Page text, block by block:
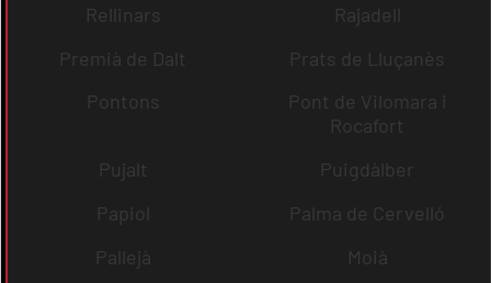
Rellinars
Rajadell
Premià de Dalt
Prats de Lluçanès
Pontons
Pont de Vilomara i
Rocafort
Pujalt
Puigdàlber
Papiol
Palma de Cervelló
Pallejà
Moià